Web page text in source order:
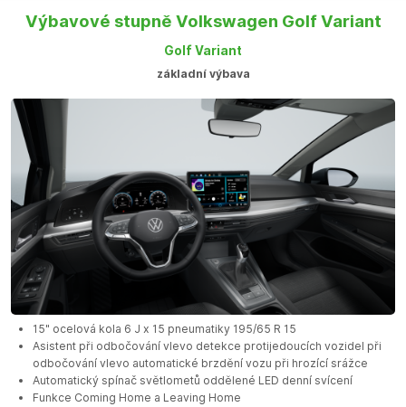
Výbavové stupně Volkswagen Golf Variant
Golf Variant
základní výbava
15" ocelová kola 6 J x 15 pneumatiky 195/65 R 15
Asistent při odbočování vlevo detekce protijedoucích vozidel při
odbočování vlevo automatické brzdění vozu při hrozící srážce
Automatický spínač světlometů oddělené LED denní svícení
Funkce Coming Home a Leaving Home